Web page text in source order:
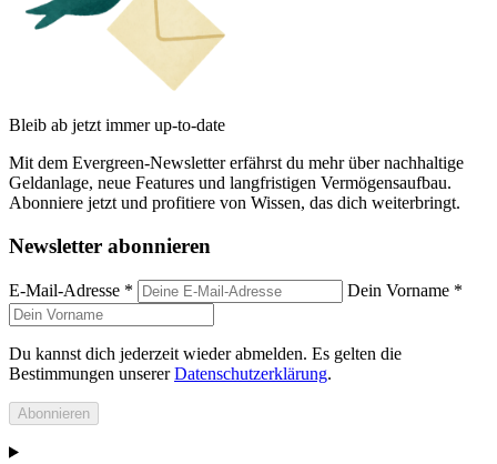
Bleib ab jetzt immer up-to-date
Mit dem Evergreen-Newsletter erfährst du mehr über nachhaltige
Geldanlage, neue Features und langfristigen Vermögensaufbau.
Abonniere jetzt und profitiere von Wissen, das dich weiterbringt.
Newsletter abonnieren
E-Mail-Adresse * Dein Vorname *
Du kannst dich jederzeit wieder abmelden. Es gelten die
Bestimmungen unsererDatenschutzerklärung.
Abonnieren